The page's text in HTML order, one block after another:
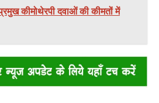
कीमोथेरपी दवाओं की कीमतों में